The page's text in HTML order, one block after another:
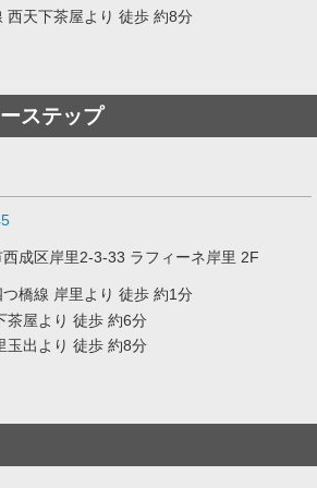
西天下茶屋より 徒歩 約8分
ステップ
成区岸里2-3-33 ラフィーネ岸里 2F
橋線 岸里より 徒歩 約1分
茶屋より 徒歩 約6分
玉出より 徒歩 約8分